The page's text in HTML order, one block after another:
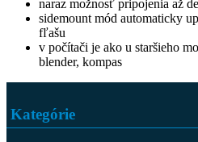
naraz možnosť pripojenia až
sidemount mód automaticky
fľašu
v počítači je ako u staršieho
blender, kompas
Kategórie